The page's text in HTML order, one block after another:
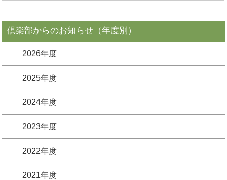
倶楽部からのお知らせ（年度別）
2026年度
2025年度
2024年度
2023年度
2022年度
2021年度